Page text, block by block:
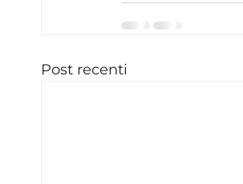
Post recenti